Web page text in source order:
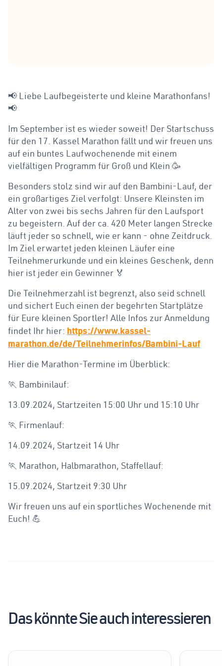
📢 Liebe Laufbegeisterte und kleine Marathonfans!
📢
Im September ist es wieder soweit! Der Startschuss
für den 17. Kassel Marathon fällt und wir freuen uns
auf ein buntes Laufwochenende mit einem
vielfältigen Programm für Groß und Klein 🥳
Besonders stolz sind wir auf den Bambini-Lauf, der
ein großartiges Ziel verfolgt: Unsere Kleinsten im
Alter von zwei bis sechs Jahren für den Laufsport
zu begeistern. Auf der ca. 420 Meter langen Strecke
läuft jeder so schnell, wie er kann - ohne Zeitdruck.
Im Ziel erwartet jeden kleinen Läufer eine
Teilnehmerurkunde und ein kleines Geschenk, denn
hier ist jeder ein Gewinner 🏅
Die Teilnehmerzahl ist begrenzt, also seid schnell
und sichert Euch einen der begehrten Startplätze
für Eure kleinen Sportler! Alle Infos zur Anmeldung
findet Ihr hier: https://www.kassel-
marathon.de/de/Teilnehmerinfos/Bambini-Lauf
Hier die Marathon-Termine im Überblick:
🏃 Bambinilauf:
13.09.2024, Startzeiten 15:00 Uhr und 15:10 Uhr
🏃 Firmenlauf:
14.09.2024, Startzeit 14 Uhr
🏃 Marathon, Halbmarathon, Staffellauf:
15.09.2024, Startzeit 9:30 Uhr
Wir freuen uns auf ein sportliches Wochenende mit
Euch! 💪
Das könnte Sie auch interessieren